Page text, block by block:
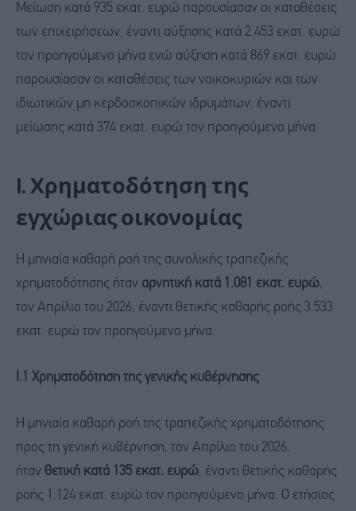
Μείωση κατά 935 εκατ. ευρώ παρουσίασαν οι καταθέσεις
των επιχειρήσεων, έναντι αύξησης κατά 2.453 εκατ. ευρώ
τον προηγούμενο μήνα ενώ αύξηση κατά 869 εκατ. ευρώ
παρουσίασαν οι καταθέσεις των νοικοκυριών και των
ιδιωτικών μη κερδοσκοπικών ιδρυμάτων, έναντι
μείωσης κατά 374 εκατ. ευρώ τον προηγούμενο μήνα.
I. Χρηματοδότηση της
εγχώριας οικονομίας
H μηνιαία καθαρή ροή της συνολικής τραπεζικής
χρηματοδότησης ήταν αρνητική κατά 1.081 εκατ. ευρώ,
τον Απρίλιο του 2026, έναντι θετικής καθαρής ροής 3.533
εκατ. ευρώ τον προηγούμενο μήνα.
Ι.1 Χρηματοδότηση της γενικής κυβέρνησης
Η μηνιαία καθαρή ροή της τραπεζικής χρηματοδότησης
προς τη γενική κυβέρνηση, τον Απρίλιο του 2026,
ήταν θετική κατά 135 εκατ. ευρώ, έναντι θετικής καθαρής
ροής 1.124 εκατ. ευρώ τον προηγούμενο μήνα. Ο ετήσιος